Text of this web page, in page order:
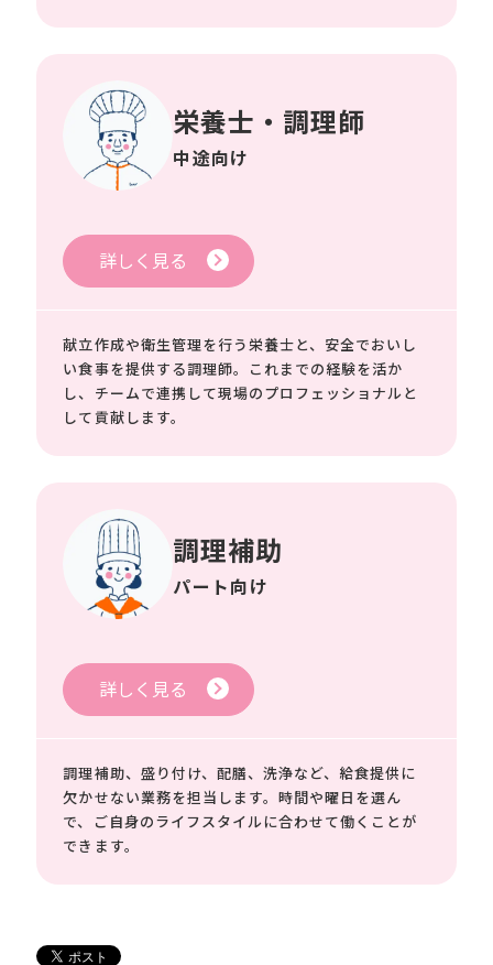
栄養士・調理師
中途向け
詳しく見る
献立作成や衛生管理を行う栄養士と、安全でおいし
い食事を提供する調理師。これまでの経験を活か
し、チームで連携して現場のプロフェッショナルと
して貢献します。
調理補助
パート向け
詳しく見る
調理補助、盛り付け、配膳、洗浄など、給食提供に
欠かせない業務を担当します。時間や曜日を選ん
で、ご自身のライフスタイルに合わせて働くことが
できます。